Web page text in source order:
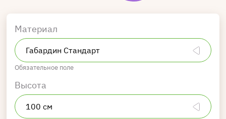
Материал
Обязательное поле
Высота